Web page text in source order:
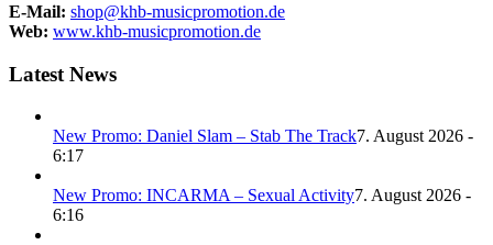
E-Mail: shop@khb-musicpromotion.de
Web: www.khb-musicpromotion.de
Latest News
New Promo: Daniel Slam – Stab The Track7. August 2026 -
6:17
New Promo: INCARMA – Sexual Activity7. August 2026 -
6:16